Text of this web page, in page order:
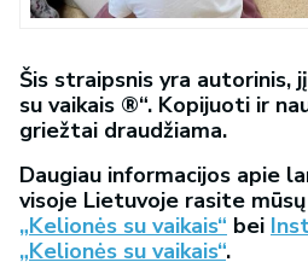
Šis straipsnis yra autorinis,
su vaikais ®“. Kopijuoti ir
griežtai draudžiama.
Daugiau informacijos apie
visoje Lietuvoje rasite mūsų
„Kelionės su vaikais“ bei
„Kelionės su vaikais“.